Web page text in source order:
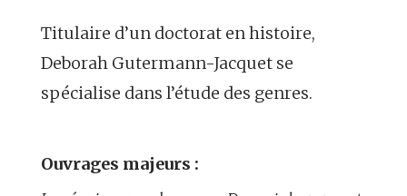
Titulaire d’un doctorat en histoire,
Deborah Gutermann-Jacquet se
spécialise dans l’étude des genres.
Ouvrages majeurs :